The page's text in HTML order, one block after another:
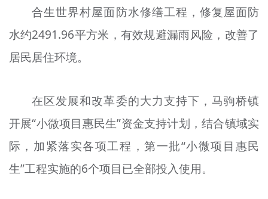
合生世界村屋面防水修缮工程，修复屋面防
水约2491.96平方米，有效规避漏雨风险，改善了
居民居住环境。
在区发展和改革委的大力支持下，马驹桥镇
开展“小微项目惠民生”资金支持计划，结合镇域实
际，加紧落实各项工程，第一批“小微项目惠民
生”工程实施的6个项目已全部投入使用。